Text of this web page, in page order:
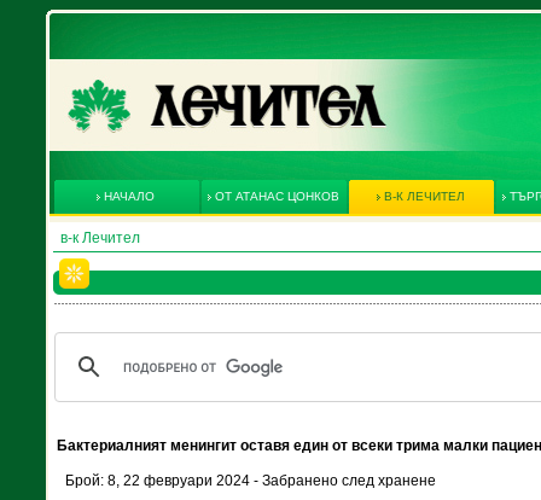
НАЧАЛО ОТ АТАНАС ЦОНКОВ В-К ЛЕЧИТЕЛ
в-к Лечител
Бактериалният менингит оставя един от всеки трима малки
Брой: 8, 22 февруари 2024 - Забранено след хранене